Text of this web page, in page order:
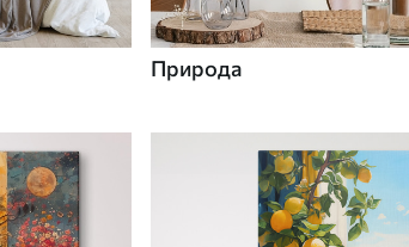
Природа